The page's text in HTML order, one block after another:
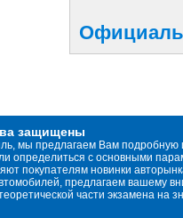
защищены
мы предлагаем Вам
определиться с основными
покупателям новинки
предлагаем вашему
части экзамена